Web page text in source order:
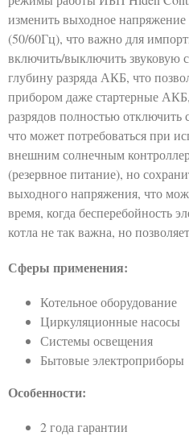
изменить выходное
(50/60Гц), что важно для
включить/выключить звуковую
глубину разряда АКБ, что
прибором даже стартерные
разрядов полностью отключить
что может потребоваться при
внешним солнечным
(резервное питание), но
выходного напряжения, что
время, когда бесперебойность
котла не так важна, но
Сферы применения:
Котельное оборудование
Циркуляционные насосы
Системы освещения
Бытовые электроприборы
Особенности:
2 года гарантии